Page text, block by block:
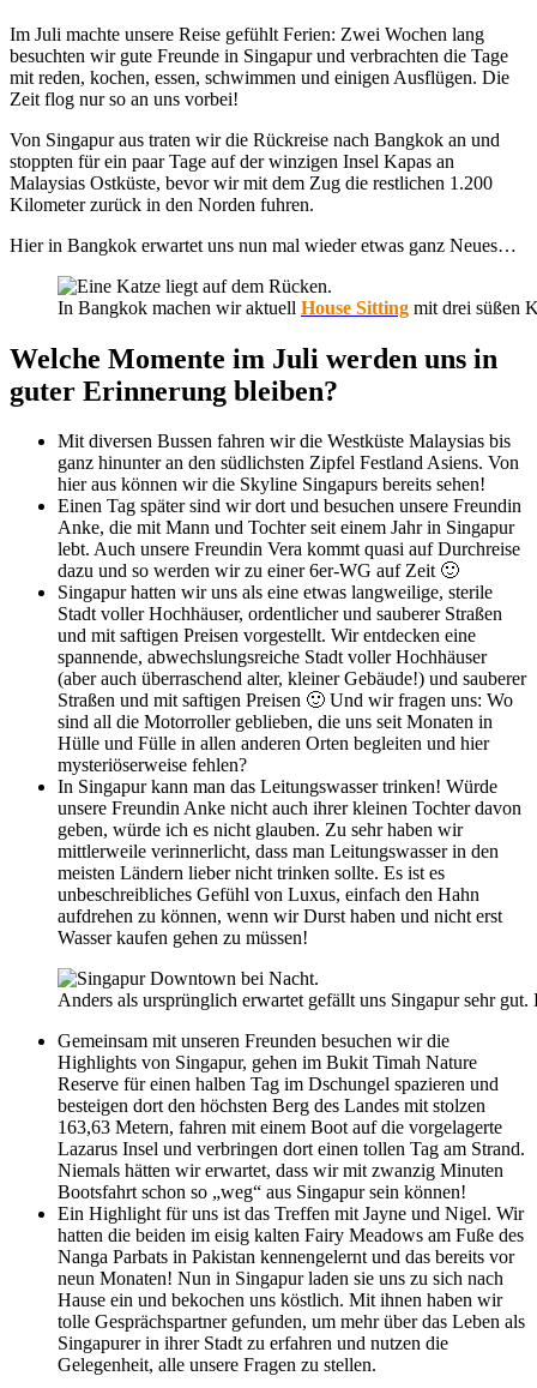
Im Juli machte unsere Reise gefühlt Ferien: Zwei Wochen lang
besuchten wir gute Freunde in Singapur und verbrachten die Tage
mit reden, kochen, essen, schwimmen und einigen Ausflügen. Die
Zeit flog nur so an uns vorbei!
Von Singapur aus traten wir die Rückreise nach Bangkok an und
stoppten für ein paar Tage auf der winzigen Insel Kapas an
Malaysias Ostküste, bevor wir mit dem Zug die restlichen 1.200
Kilometer zurück in den Norden fuhren.
Hier in Bangkok erwartet uns nun mal wieder etwas ganz Neues…
In Bangkok machen wir aktuell House Sitting mit drei süßen
Welche Momente im Juli werden uns in
guter Erinnerung bleiben?
Mit diversen Bussen fahren wir die Westküste Malaysias bis
ganz hinunter an den südlichsten Zipfel Festland Asiens. Von
hier aus können wir die Skyline Singapurs bereits sehen!
Einen Tag später sind wir dort und besuchen unsere Freundin
Anke, die mit Mann und Tochter seit einem Jahr in Singapur
lebt. Auch unsere Freundin Vera kommt quasi auf Durchreise
dazu und so werden wir zu einer 6er-WG auf Zeit 🙂
Singapur hatten wir uns als eine etwas langweilige, sterile
Stadt voller Hochhäuser, ordentlicher und sauberer Straßen
und mit saftigen Preisen vorgestellt. Wir entdecken eine
spannende, abwechslungsreiche Stadt voller Hochhäuser
(aber auch überraschend alter, kleiner Gebäude!) und sauberer
Straßen und mit saftigen Preisen 🙂 Und wir fragen uns: Wo
sind all die Motorroller geblieben, die uns seit Monaten in
Hülle und Fülle in allen anderen Orten begleiten und hier
mysteriöserweise fehlen?
In Singapur kann man das Leitungswasser trinken! Würde
unsere Freundin Anke nicht auch ihrer kleinen Tochter davon
geben, würde ich es nicht glauben. Zu sehr haben wir
mittlerweile verinnerlicht, dass man Leitungswasser in den
meisten Ländern lieber nicht trinken sollte. Es ist es
unbeschreibliches Gefühl von Luxus, einfach den Hahn
aufdrehen zu können, wenn wir Durst haben und nicht erst
Wasser kaufen gehen zu müssen!
Anders als ursprünglich erwartet gefällt uns Singapur sehr
Gemeinsam mit unseren Freunden besuchen wir die
Highlights von Singapur, gehen im Bukit Timah Nature
Reserve für einen halben Tag im Dschungel spazieren und
besteigen dort den höchsten Berg des Landes mit stolzen
163,63 Metern, fahren mit einem Boot auf die vorgelagerte
Lazarus Insel und verbringen dort einen tollen Tag am Strand.
Niemals hätten wir erwartet, dass wir mit zwanzig Minuten
Bootsfahrt schon so „weg“ aus Singapur sein können!
Ein Highlight für uns ist das Treffen mit Jayne und Nigel. Wir
hatten die beiden im eisig kalten Fairy Meadows am Fuße des
Nanga Parbats in Pakistan kennengelernt und das bereits vor
neun Monaten! Nun in Singapur laden sie uns zu sich nach
Hause ein und bekochen uns köstlich. Mit ihnen haben wir
tolle Gesprächspartner gefunden, um mehr über das Leben als
Singapurer in ihrer Stadt zu erfahren und nutzen die
Gelegenheit, alle unsere Fragen zu stellen.